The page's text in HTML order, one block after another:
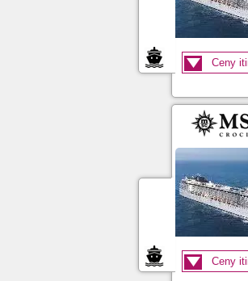
Ceny
Ceny